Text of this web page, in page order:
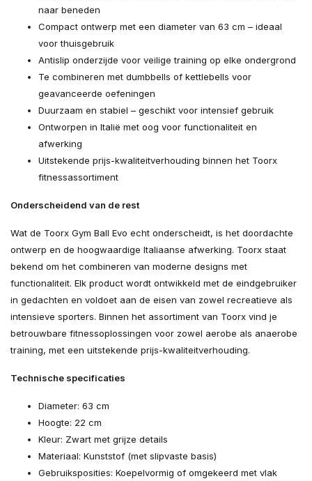
naar beneden
Compact ontwerp met een diameter van 63 cm – ideaal
voor thuisgebruik
Antislip onderzijde voor veilige training op elke ondergrond
Te combineren met dumbbells of kettlebells voor
geavanceerde oefeningen
Duurzaam en stabiel – geschikt voor intensief gebruik
Ontworpen in Italië met oog voor functionaliteit en
afwerking
Uitstekende prijs-kwaliteitverhouding binnen het Toorx
fitnessassortiment
Onderscheidend van de rest
Wat de Toorx Gym Ball Evo echt onderscheidt, is het doordachte
ontwerp en de hoogwaardige Italiaanse afwerking. Toorx staat
bekend om het combineren van moderne designs met
functionaliteit. Elk product wordt ontwikkeld met de eindgebruiker
in gedachten en voldoet aan de eisen van zowel recreatieve als
intensieve sporters. Binnen het assortiment van Toorx vind je
betrouwbare fitnessoplossingen voor zowel aerobe als anaerobe
training, met een uitstekende prijs-kwaliteitverhouding.
Technische specificaties
Diameter: 63 cm
Hoogte: 22 cm
Kleur: Zwart met grijze details
Materiaal: Kunststof (met slipvaste basis)
Gebruiksposities: Koepelvormig of omgekeerd met vlak